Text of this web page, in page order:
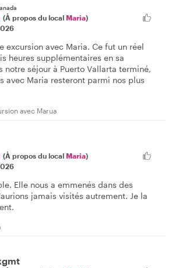
(À propos du local Maria)
excursion avec Maria. Ce fut un réel
heures supplémentaires en sa
notre séjour à Puerto Vallarta terminé,
avec Maria resteront parmi nos plus
avec Marua
(À propos du local Maria)
Elle nous a emmenés dans des
jamais visités autrement. Je la